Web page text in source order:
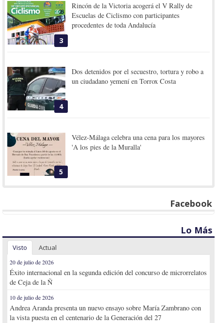
3
Rincón de la Victoria acogerá el V Rally de
Escuelas de Ciclismo con participantes
procedentes de toda Andalucía
4
Dos detenidos por el secuestro, tortura y robo a
un ciudadano yemení en Torrox Costa
5
Vélez-Málaga celebra una cena para los mayores
'A los pies de la Muralla'
Facebook
Lo Más
Visto Actual
20 de julio de 2026
Éxito internacional en la segunda edición del concurso de microrrelatos
de Ceja de la Ñ
10 de julio de 2026
Andrea Aranda presenta un nuevo ensayo sobre María Zambrano con
la vista puesta en el centenario de la Generación del 27